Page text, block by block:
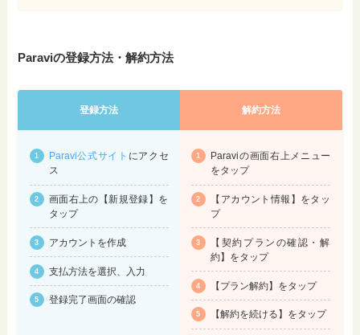
Paraviの登録方法・解約方法
登録方法 解約方法
Paravi公式サイト にアクセ
ス
画面右上の【新規登録】を
タップ
アカウントを作成
支払方法を選択、入力
登録完了画面の確認
Paraviの画面右上メニュー
をタップ
【アカウント情報】をタッ
プ
【契約プランの確認・解
約】をタップ
【プラン解約】をタップ
【解約を続ける】をタップ